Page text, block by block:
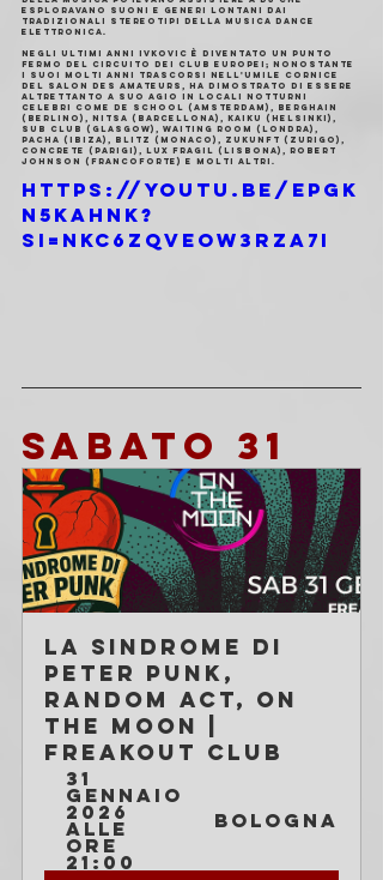
esploravano suoni e generi lontani dai
tradizionali stereotipi della musica dance
elettronica.
Negli ultimi anni Ivkovic è diventato un punto
fermo del circuito dei club europei; nonostante
i suoi molti anni trascorsi nell'umile cornice
del Salon des Amateurs, ha dimostrato di essere
altrettanto a suo agio in locali notturni
celebri come De School (Amsterdam), Berghain
(Berlino), Nitsa (Barcellona), Kaiku (Helsinki),
Sub Club (Glasgow), Waiting Room (Londra),
Pacha (Ibiza), Blitz (Monaco), Zukunft (Zurigo),
Concrete (Parigi), Lux Fragil (Lisbona), Robert
Johnson (Francoforte) e molti altri.
https://youtu.be/ePgK
n5kAhnk?
si=Nkc6zqveoW3Rza7I
SABATO 31
La Sindrome di
Peter Punk,
Random Act, On
The Moon |
Freakout Club
31
gennaio
2026
alle
ore
21:00
Bologna